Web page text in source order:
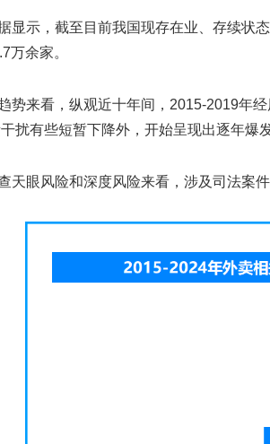
显示，截至目前我国现存在业、存续状
万余家。
势来看，纵观近十年间，2015-2019年
扰有些短暂下降外，开始呈现出逐年
天眼风险和深度风险来看，涉及司法案